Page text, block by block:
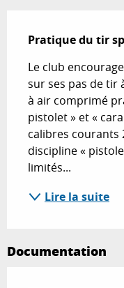
Pratique du tir
Le club
sur ses pas de tir
à air comprimé
pistolet » et «
calibres courants
discipline «
limités...
Lire la suite
Documentation